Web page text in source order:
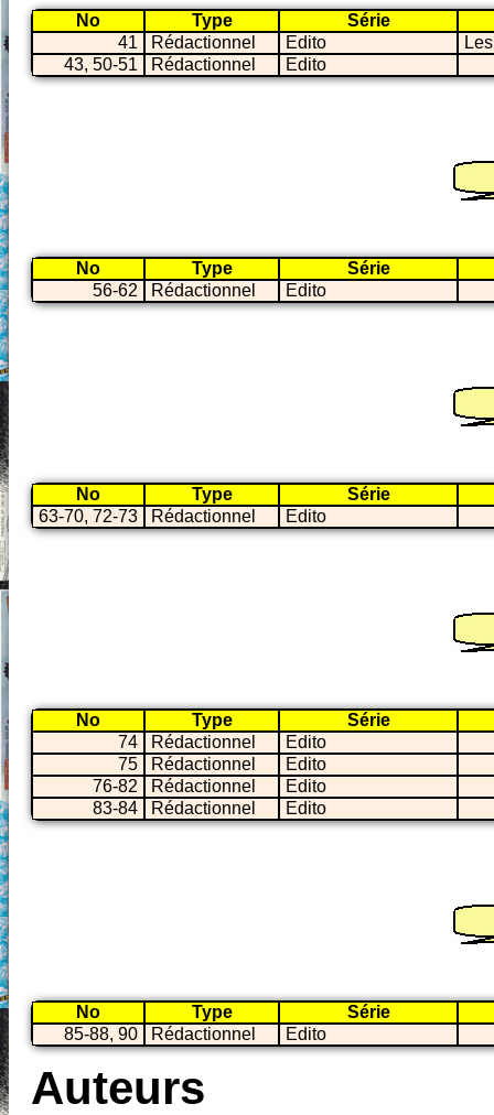
No Type
Série
41
Rédactionnel Edito
43, 50-51
Rédactionnel Edito
No Type
Série
56-62
Rédactionnel Edito
No Type
Série
63-70, 72-73
Rédactionnel Edito
No Type
Série
74
Rédactionnel
Edito
75
Rédactionnel
Edito
76-82
Rédactionnel
Edito
83-84
Rédactionnel Edito
No Type
Série
85-88, 90
Rédactionnel Edito
Auteurs